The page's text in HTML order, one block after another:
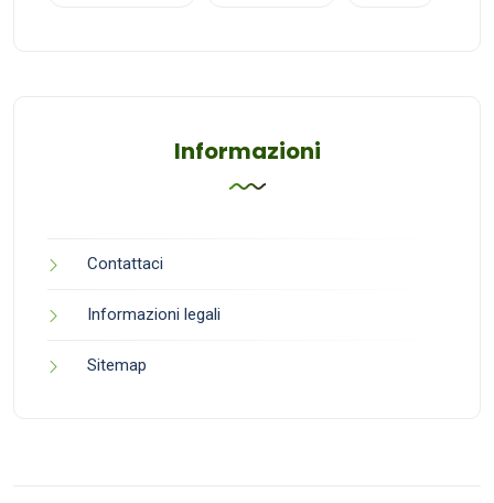
Informazioni
Contattaci
Informazioni legali
Sitemap